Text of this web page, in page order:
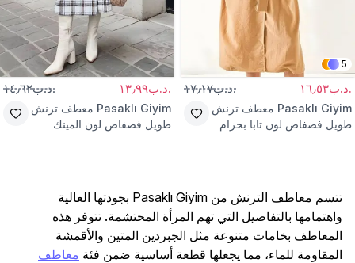
5
.د.ب١٦٫٥٣ .د.ب١٧٫١٧
Pasaklı Giyim معطف ترنش
طويل فضفاض لون تابا بحزام
.د.ب١٣٫٩٩ .د.ب١٤٫٦٢
Pasaklı Giyim معطف ترنش
طويل فضفاض لون المينك
تتسم معاطف الترنش من Pasaklı Giyim بجودتها العالية
واهتمامها بالتفاصيل التي تهم المرأة المحتشمة. تتوفر هذه
المعاطف بخامات متنوعة مثل الجبردين المتين والأقمشة
المقاومة للماء، مما يجعلها قطعة أساسية ضمن فئة معاطف